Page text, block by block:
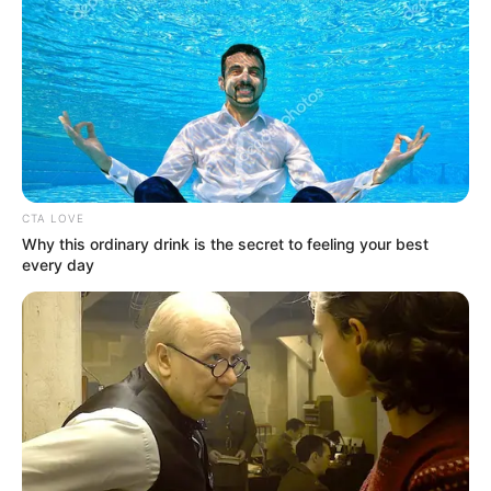
Römer-, Dom- und Siegfriedstadt bezeichnet wird und
eine Vielzahl von Baudenkmälern besitzt.
Dom Xanten
Eigentlich handelt es sich bei dem Dom
um eine gotische Stiftskirche. Diese ist
zusammen mit der Stiftsbibliothek von
1547 und dem Stiftsmuseum die Hauptattraktion in der
Archäologischer Park Xanten
Im Freilichtmuseum in Xanten kann man
eine ausgegrabene römische Stadt
besichtigen, die zum Teil rekonstruiert
wurde: Eine ideale Gelegenheit, um das Leben in der Zeit
der antiken Römer kennenzulernen.
Innenhafen in Duisburg
CTA LOVE
Why this ordinary drink is the secret to feeling your best
every day